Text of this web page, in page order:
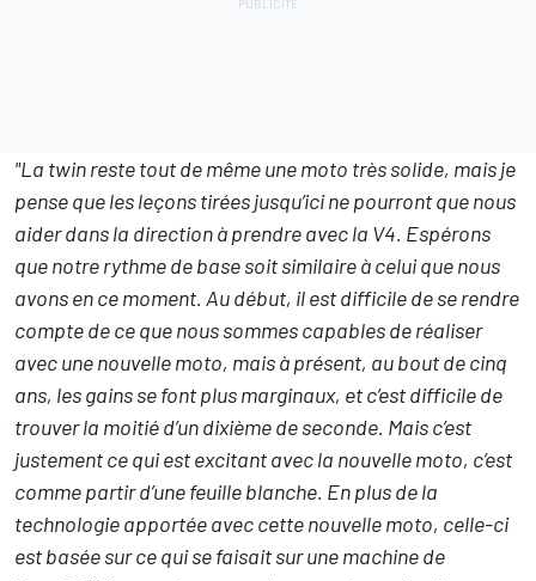
"La twin reste tout de même une moto très solide, mais je
pense que les leçons tirées jusqu’ici ne pourront que nous
aider dans la direction à prendre avec la V4. Espérons
que notre rythme de base soit similaire à celui que nous
avons en ce moment. Au début, il est difficile de se rendre
compte de ce que nous sommes capables de réaliser
avec une nouvelle moto, mais à présent, au bout de cinq
ans, les gains se font plus marginaux, et c’est difficile de
trouver la moitié d’un dixième de seconde. Mais c’est
justement ce qui est excitant avec la nouvelle moto, c’est
comme partir d’une feuille blanche. En plus de la
technologie apportée avec cette nouvelle moto, celle-ci
est basée sur ce qui se faisait sur une machine de